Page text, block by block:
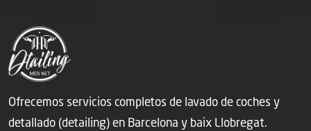
Ofrecemos servicios completos de lavado de coches y
detallado (detailing) en Barcelona y baix Llobregat.